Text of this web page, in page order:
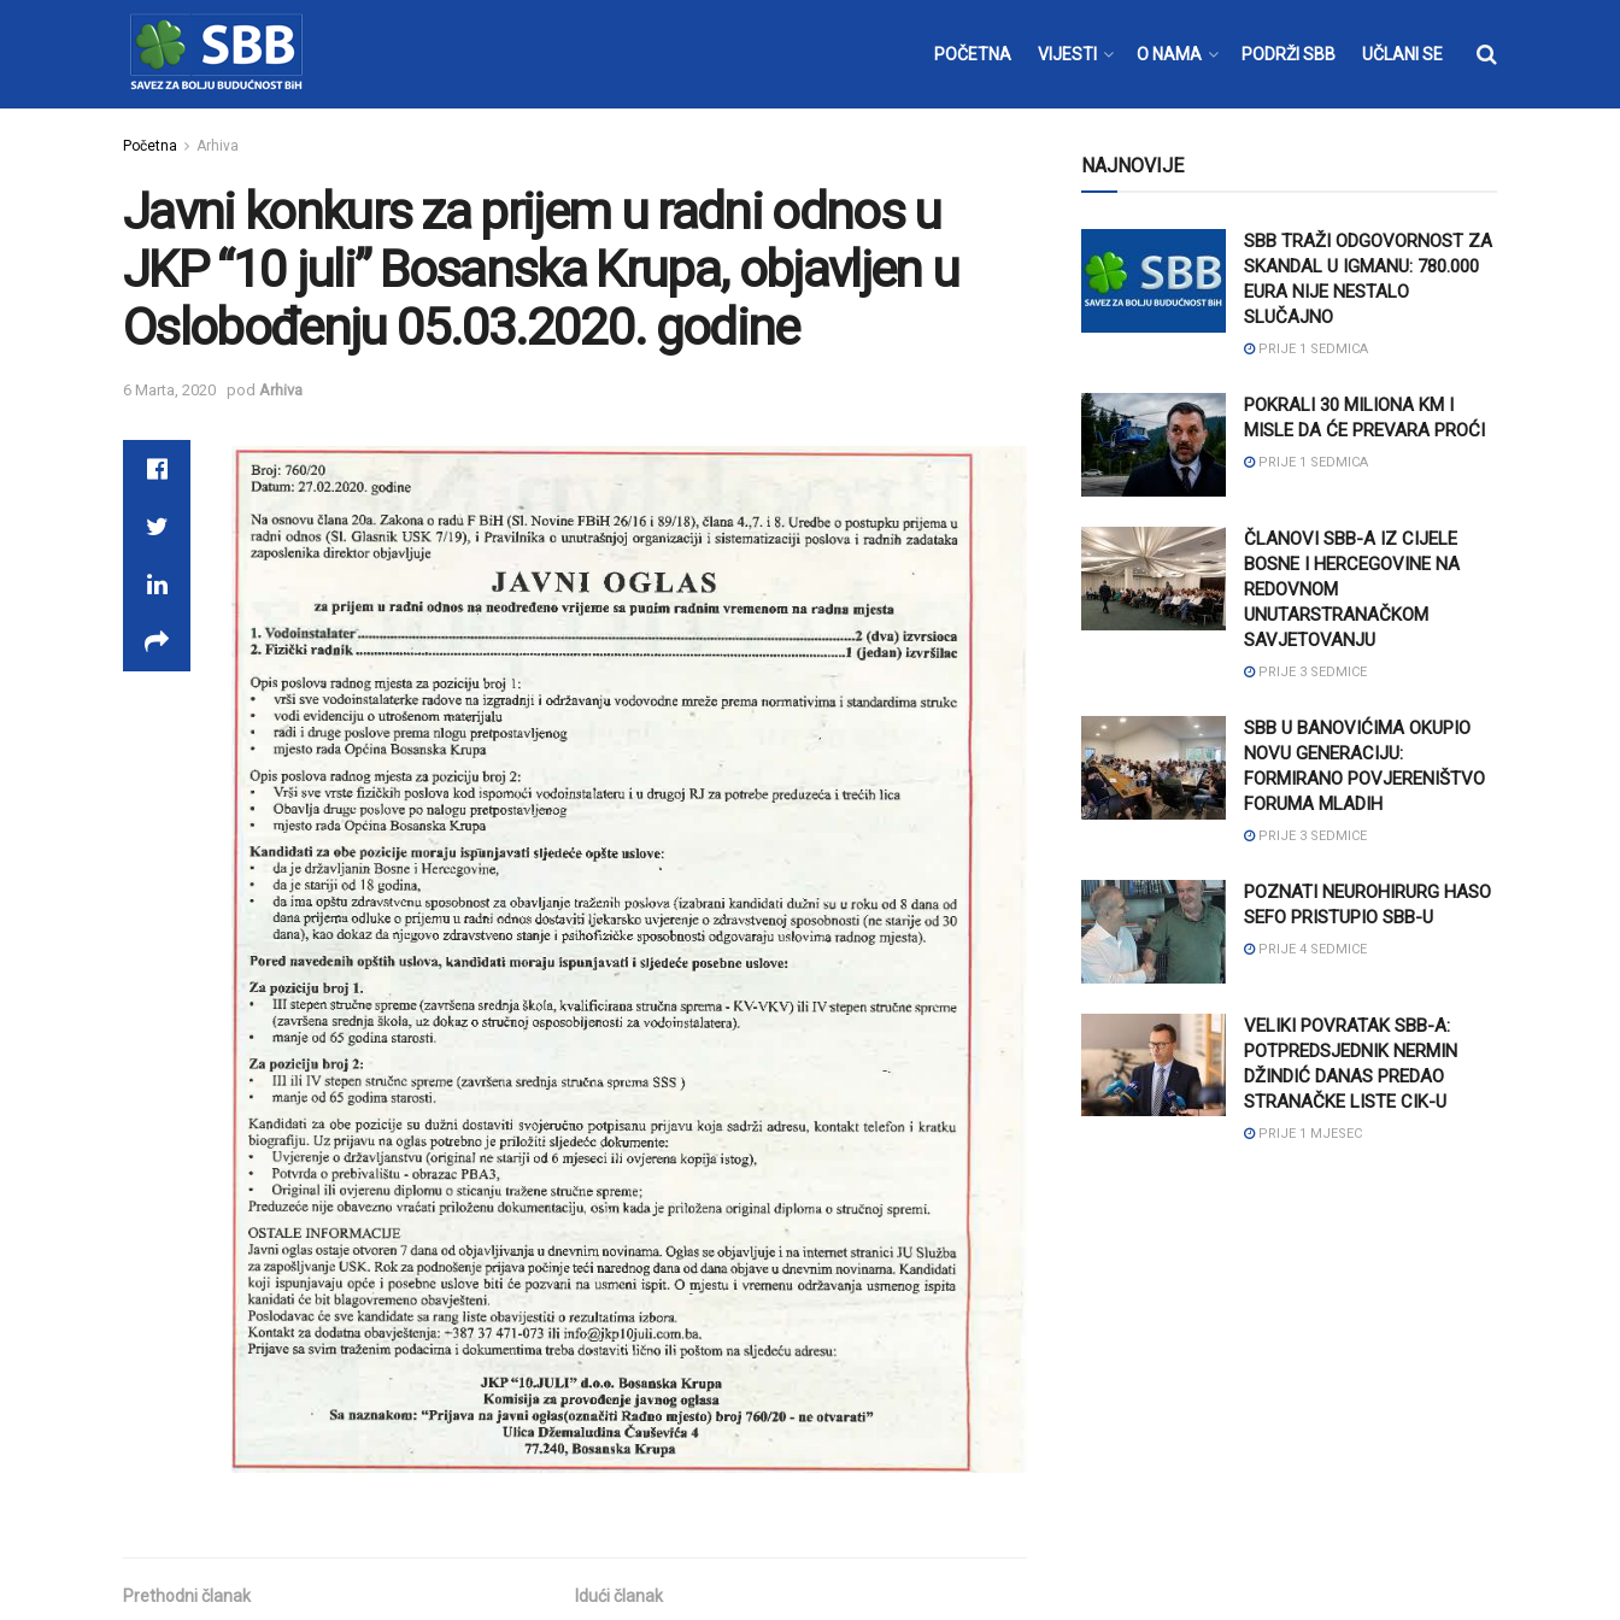
POČETNA VIJESTI O NAMA PODRŽI SBB UČLANI SE
Početna Arhiva
Javni konkurs za prijem u radni odnos u
JKP “10 juli” Bosanska Krupa, objavljen u
Oslobođenju 05.03.2020. godine
6 Marta, 2020 pod Arhiva
Prethodni članak Idući članak
NAJNOVIJE
SBB TRAŽI ODGOVORNOST ZA
SKANDAL U IGMANU: 780.000
EURA NIJE NESTALO
SLUČAJNO
PRIJE 1 SEDMICA
POKRALI 30 MILIONA KM I
MISLE DA ĆE PREVARA PROĆI
PRIJE 1 SEDMICA
ČLANOVI SBB-A IZ CIJELE
BOSNE I HERCEGOVINE NA
REDOVNOM
UNUTARSTRANAČKOM
SAVJETOVANJU
PRIJE 3 SEDMICE
SBB U BANOVIĆIMA OKUPIO
NOVU GENERACIJU:
FORMIRANO POVJERENIŠTVO
FORUMA MLADIH
PRIJE 3 SEDMICE
POZNATI NEUROHIRURG HASO
SEFO PRISTUPIO SBB-U
PRIJE 4 SEDMICE
VELIKI POVRATAK SBB-A:
POTPREDSJEDNIK NERMIN
DŽINDIĆ DANAS PREDAO
STRANAČKE LISTE CIK-U
PRIJE 1 MJESEC